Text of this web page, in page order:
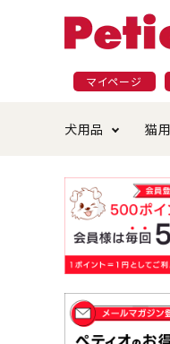
マイページ
犬用品
ドッグフ
ペットシ
おもちゃ
猫
ごはん・
ベッド・ハ
食器・給
プラクト
夜のお散
国産フード&お
じゃらして遊ぶ
ショッピ
返品・交